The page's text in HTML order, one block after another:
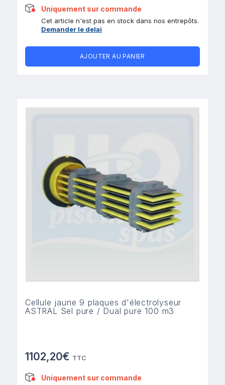
Uniquement sur commande
Cet article n'est pas en stock dans nos entrepôts.
Demander le delai
AJOUTER AU PANIER
Cellule jaune 9 plaques d'électrolyseur
ASTRAL Sel pure / Dual pure 100 m3
1102,20€ TTC
Uniquement sur commande